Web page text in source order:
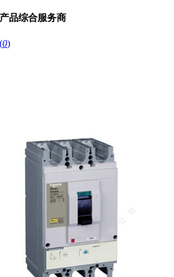
品综合服务商
(0)